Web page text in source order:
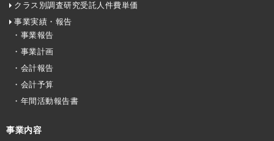
クラス別調査研究受託人件費単価
事業実績・報告
・事業報告
・事業計画
・会計報告
・会計予算
・年間活動報告書
事業内容